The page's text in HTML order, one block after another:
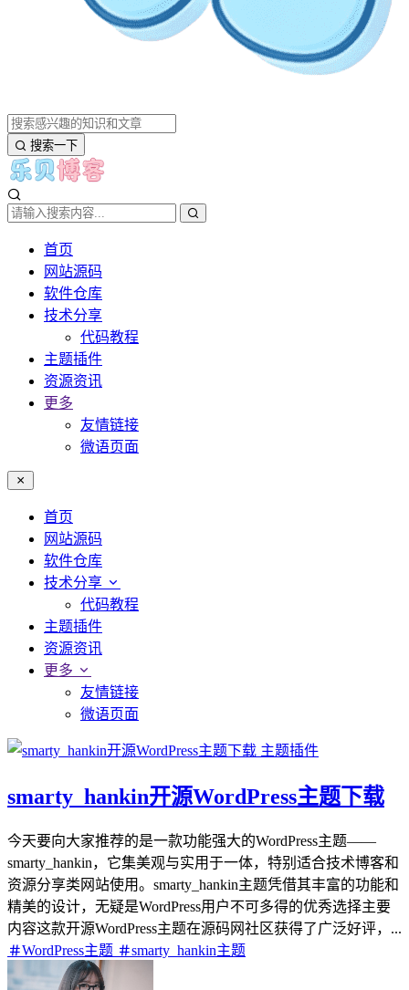
搜索一下
首页
网站源码
软件仓库
技术分享
代码教程
主题插件
资源资讯
更多
友情链接
微语页面
首页
网站源码
软件仓库
技术分享
代码教程
主题插件
资源资讯
更多
友情链接
微语页面
主题插件
smarty_hankin开源WordPress主题下载
今天要向大家推荐的是一款功能强大的WordPress主题——
smarty_hankin，它集美观与实用于一体，特别适合技术博客和
资源分享类网站使用。smarty_hankin主题凭借其丰富的功能和
精美的设计，无疑是WordPress用户不可多得的优秀选择主要
内容这款开源WordPress主题在源码网社区获得了广泛好评，...
WordPress主题
smarty_hankin主题